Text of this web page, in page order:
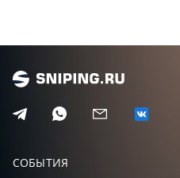
СОБЫТИЯ